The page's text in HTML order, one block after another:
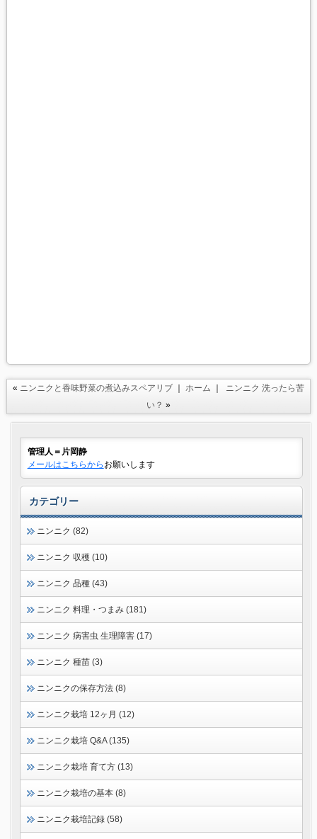
« ニンニクと香味野菜の煮込みスペアリブ｜ ホーム ｜
ニンニク 洗ったら苦
い？ »
管理人＝片岡静
メールはこちらから お願いします
カテゴリー
ニンニク (82)
ニンニク 収穫 (10)
ニンニク 品種 (43)
ニンニク 料理・つまみ (181)
ニンニク 病害虫 生理障害 (17)
ニンニク 種苗 (3)
ニンニクの保存方法 (8)
ニンニク栽培 12ヶ月 (12)
ニンニク栽培 Q&A (135)
ニンニク栽培 育て方 (13)
ニンニク栽培の基本 (8)
ニンニク栽培記録 (58)